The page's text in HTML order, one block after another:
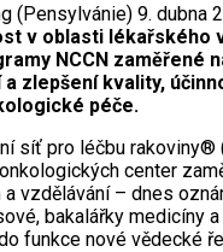
(Pensylvánie) 9. dubna
v oblasti lékařského
NCCN zaměřené
zlepšení kvality,
péče.
síť pro léčbu rakoviny®
center
vzdělávání – dnes
bakalářky medicíny
funkce nové vědecké